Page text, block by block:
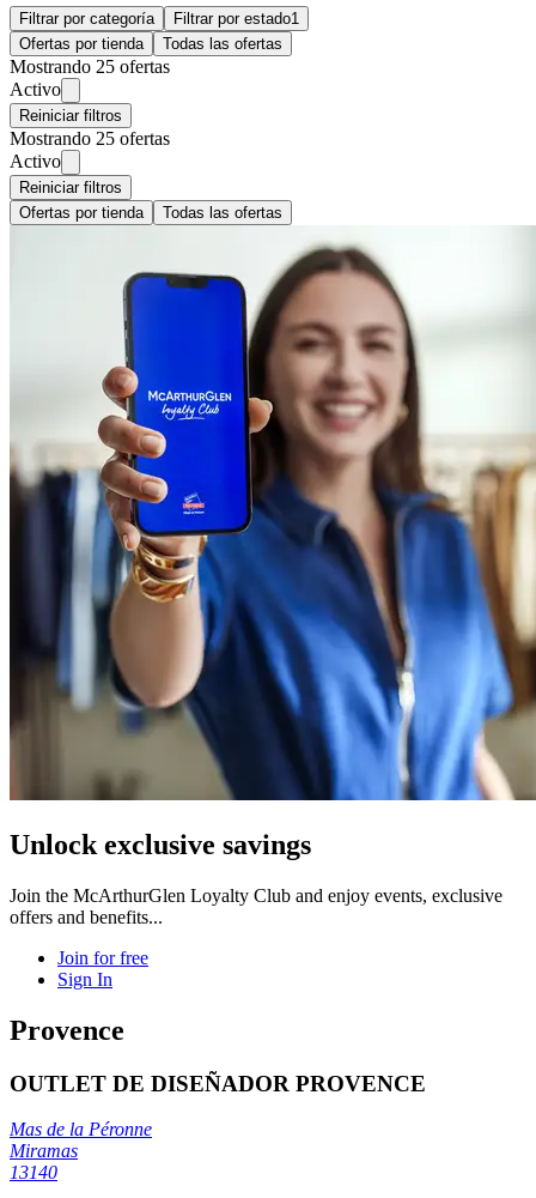
Filtrar por categoría Filtrar por estado1
Ofertas por tienda
Todas las ofertas
Mostrando 25 ofertas
Activo
Reiniciar filtros
Mostrando 25 ofertas
Activo
Reiniciar filtros
Ofertas por tienda
Todas las ofertas
Unlock exclusive savings
Join the McArthurGlen Loyalty Club and enjoy events, exclusive
offers and benefits...
Join for free
Sign In
Provence
OUTLET DE DISEÑADOR PROVENCE
Mas de la Péronne
Miramas
13140